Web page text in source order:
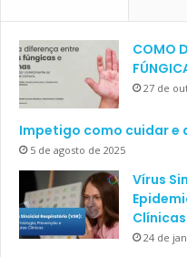
COMO
27 de
Impetigo como cuidar e
5 de agosto de 2025
Vírus
Clínicas
24 de